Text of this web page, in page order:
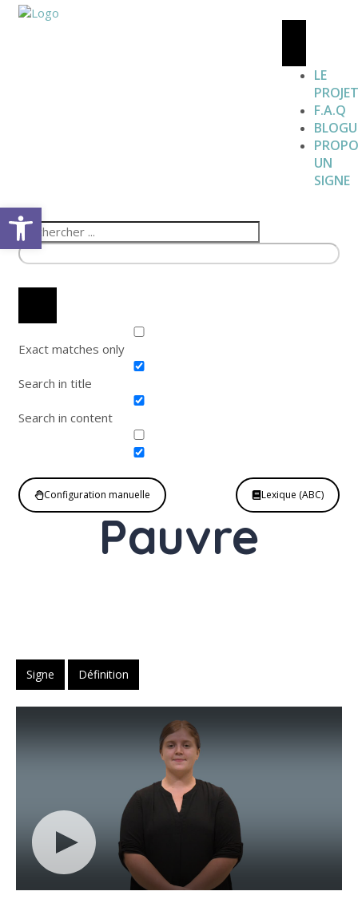
LE
PROJET
F.A.Q
UN
SIGNE
Exact matches only
Search in title
Search in content
Configuration manuelle Lexique (ABC)
Pauvre
Signe Définition
Open toolbar